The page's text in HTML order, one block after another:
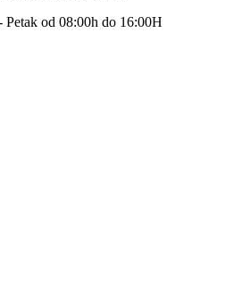
Petak od 08:00h do 16:00H